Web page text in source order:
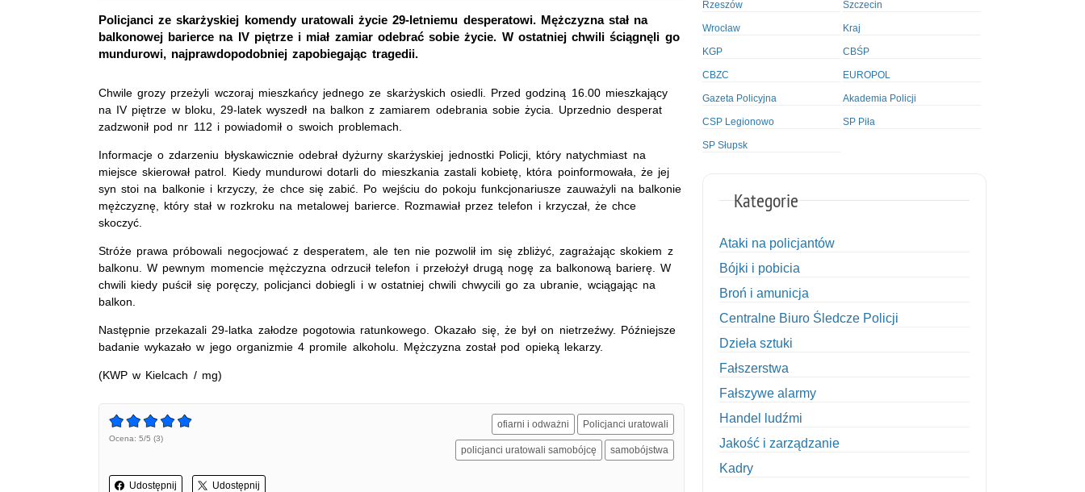
Policjanci ze skarżyskiej komendy uratowali życie 29-letniemu desperatowi. Mężczyzna stał na
balkonowej barierce na IV piętrze i miał zamiar odebrać sobie życie. W ostatniej chwili ściągnęli go
mundurowi, najprawdopodobniej zapobiegając tragedii.
Chwile grozy przeżyli wczoraj mieszkańcy jednego ze skarżyskich osiedli. Przed godziną 16.00 mieszkający
na IV piętrze w bloku, 29-latek wyszedł na balkon z zamiarem odebrania sobie życia. Uprzednio desperat
zadzwonił pod nr 112 i powiadomił o swoich problemach.
Informacje o zdarzeniu błyskawicznie odebrał dyżurny skarżyskiej jednostki Policji, który natychmiast na
miejsce skierował patrol. Kiedy mundurowi dotarli do mieszkania zastali kobietę, która poinformowała, że jej
syn stoi na balkonie i krzyczy, że chce się zabić. Po wejściu do pokoju funkcjonariusze zauważyli na balkonie
mężczyznę, który stał w rozkroku na metalowej barierce. Rozmawiał przez telefon i krzyczał, że chce
skoczyć.
Stróże prawa próbowali negocjować z desperatem, ale ten nie pozwolił im się zbliżyć, zagrażając skokiem z
balkonu. W pewnym momencie mężczyzna odrzucił telefon i przełożył drugą nogę za balkonową barierę. W
chwili kiedy puścił się poręczy, policjanci dobiegli i w ostatniej chwili chwycili go za ubranie, wciągając na
balkon.
Następnie przekazali 29-latka załodze pogotowia ratunkowego. Okazało się, że był on nietrzeźwy. Późniejsze
badanie wykazało w jego organizmie 4 promile alkoholu. Mężczyzna został pod opieką lekarzy.
(KWP w Kielcach / mg)
Ocena: 5/5 (3)
Udostępnij Udostępnij
ofiarni i odważni Policjanci uratowali
policjanci uratowali samobójcę samobójstwa
Rzeszów Szczecin
Wrocław Kraj
KGP CBŚP
CBZC EUROPOL
Gazeta Policyjna Akademia Policji
CSP Legionowo SP Piła
SP Słupsk
Kategorie
Ataki na policjantów
Bójki i pobicia
Broń i amunicja
Centralne Biuro Śledcze Policji
Dzieła sztuki
Fałszerstwa
Fałszywe alarmy
Handel ludźmi
Jakość i zarządzanie
Kadry